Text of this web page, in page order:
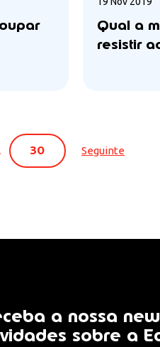
Qual a
resistir
30 Seguinte
a nossa
sobre a